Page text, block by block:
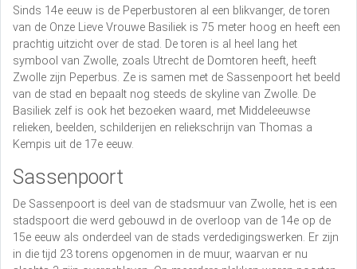
Sinds 14e eeuw is de Peperbustoren al een blikvanger, de toren
van de Onze Lieve Vrouwe Basiliek is 75 meter hoog en heeft een
prachtig uitzicht over de stad. De toren is al heel lang het
symbool van Zwolle, zoals Utrecht de Domtoren heeft, heeft
Zwolle zijn Peperbus. Ze is samen met de Sassenpoort het beeld
van de stad en bepaalt nog steeds de skyline van Zwolle. De
Basiliek zelf is ook het bezoeken waard, met Middeleeuwse
relieken, beelden, schilderijen en reliekschrijn van Thomas a
Kempis uit de 17e eeuw.
Sassenpoort
De Sassenpoort is deel van de stadsmuur van Zwolle, het is een
stadspoort die werd gebouwd in de overloop van de 14e op de
15e eeuw als onderdeel van de stads verdedigingswerken. Er zijn
in die tijd 23 torens opgenomen in de muur, waarvan er nu